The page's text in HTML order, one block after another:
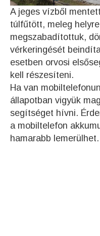
A jeges vízből
túlfűtött, meleg
megszabadítottuk,
vérkeringését
esetben orvosi
kell részesíteni.
Ha van
állapotban vigyük
segítséget hívni.
a mobiltelefon
hamarabb lemerülhet.